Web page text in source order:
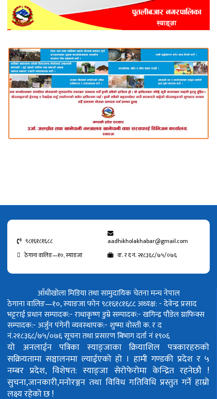
९८१६१८१६८८
aadhikholakhabar@gmail.com
ठेगाना वालिङ—१०, स्याङजा
क. र द नं. २१८३६८/७५/०७६
आँधीखोला मिडिया तथा सामुदायिक चेतना मन्च नेपाल
ठेगाना वालिङ—१०, स्याङजा फोन ९८१६१८१६८८अध्यक्ष: - देवेन्द्र प्रसाद
भट्टराईप्रधान सम्पादक:- राधाकृष्ण डुम्रेसम्पादक:- खगिन्द्र पौडेलग्राफिक्स
सम्पादक:- अर्जुन पंगेनीव्यवस्थापक:- शुष्मा वोस्तीक. र द
नं.२१८३६८/७५/०७६सूचना तथा प्रसारण बिभाग दर्ता नं १९०६
यो अनलाईन पत्रिका स्याङ्जाका क्रियाशिल पत्रकारहरुको
सक्रियतामा सञ्चालनमा ल्याईएको हो । हामी गण्डकी प्रदेश र ५
नम्बर प्रदेश, विशेषत: स्याङ्जा सेरोफेरोमा केन्द्रित रहनेछौ !
सुचना,जानकारी,मनोरञ्जन तथा विविध गतिविधि प्रस्तुत गर्ने हाम्रो
लक्ष्य रहेको छ !